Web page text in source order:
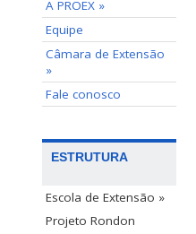
A PROEX »
Equipe
Câmara de Extensão
»
Fale conosco
ESTRUTURA
Escola de Extensão »
Projeto Rondon